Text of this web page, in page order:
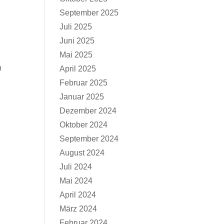
September 2025
Juli 2025
Juni 2025
Mai 2025
April 2025
Februar 2025
Januar 2025
Dezember 2024
Oktober 2024
September 2024
August 2024
Juli 2024
Mai 2024
April 2024
März 2024